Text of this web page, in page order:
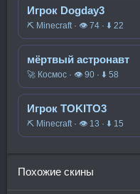
Игрок Dogday3
⛏️ Minecraft · 👁 74 · ⬇ 22
мёртвый астронавт
🚀 Космос · 👁 90 · ⬇ 58
Игрок TOKITO3
⛏️ Minecraft · 👁 13 · ⬇ 15
Похожие скины